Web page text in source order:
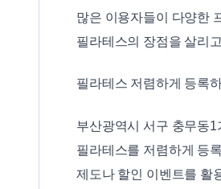
많은 이용자들이 다양한
필라테스의 장점을 살리
필라테스 저렴하게 등록
부산광역시 서구 충무동1
필라테스를 저렴하게 등
제도나 할인 이벤트를 활